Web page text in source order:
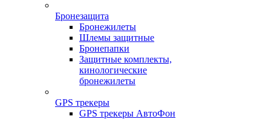
Бронезащита
Бронежилеты
Шлемы защитные
Бронепапки
Защитные комплекты,
кинологические
бронежилеты
GPS трекеры
GPS трекеры АвтоФон